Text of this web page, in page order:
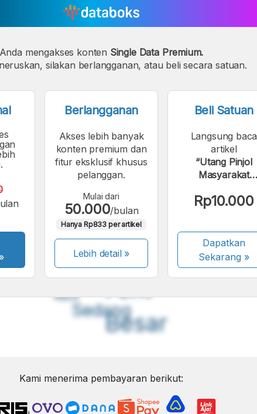
A
Font
Kecil
A
Sedang
A
Besar
Anda mengakses konten Single Data Premium.
silakan berlangganan, atau beli secara satuan.
»
Berlangganan
Akses lebih banyak
konten premium dan
fitur eksklusif khusus
pelanggan.
Mulai dari
50.000/bulan
Hanya Rp833 per artikel
Lebih detail »
Beli Satuan
Langsung baca
artikel
“Utang Pinjol
Masyarakat
pada April 2026”.
Rp10.000
Dapatkan
Sekarang»
Kami menerima pembayaran berikut: